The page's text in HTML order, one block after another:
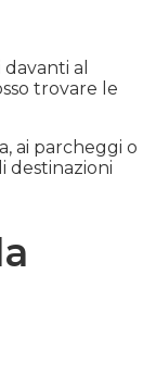
al
trovare le
ai parcheggi o
destinazioni